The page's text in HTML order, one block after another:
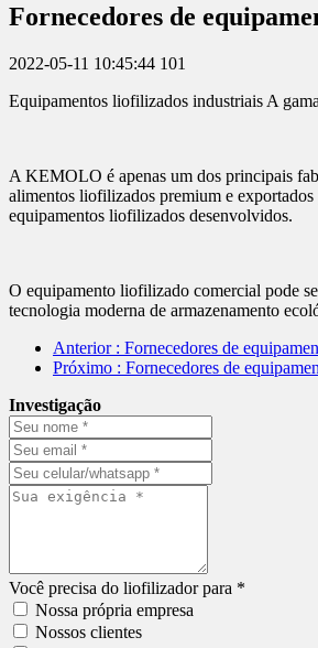
Fornecedores de
2022-05-11 10:45:44 101
Equipamentos liofilizados industriais A
A KEMOLO é apenas um dos principais
alimentos liofilizados premium e
equipamentos liofilizados desenvolvidos.
O equipamento liofilizado comercial pode
tecnologia moderna de armazenamento
Anterior : Fornecedores de
Próximo : Fornecedores de
Investigação
Você precisa do liofilizador para *
Nossa própria empresa
Nossos clientes